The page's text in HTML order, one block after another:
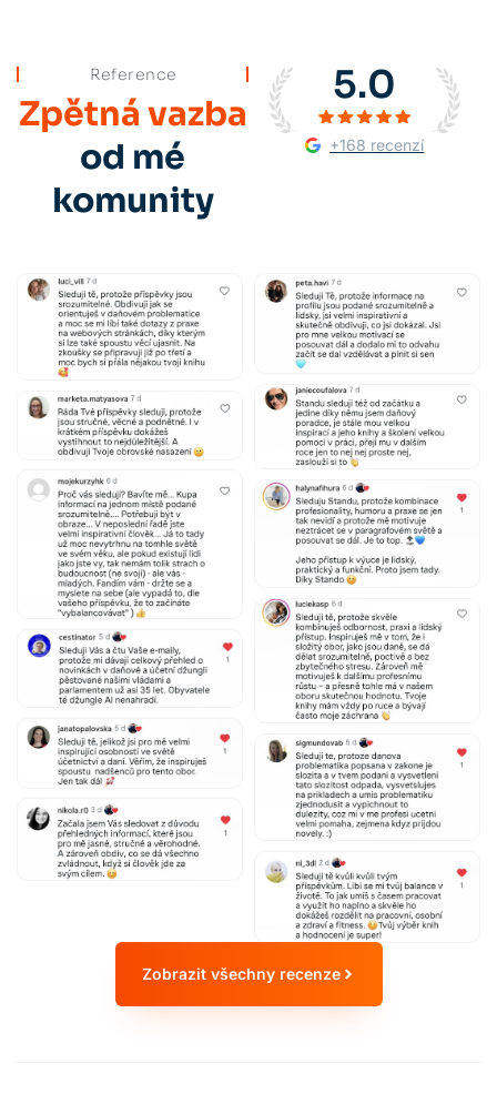
Reference
Zpětná vazba
od mé
komunity
5.0
+168 recenzí
Zobrazit všechny recenze